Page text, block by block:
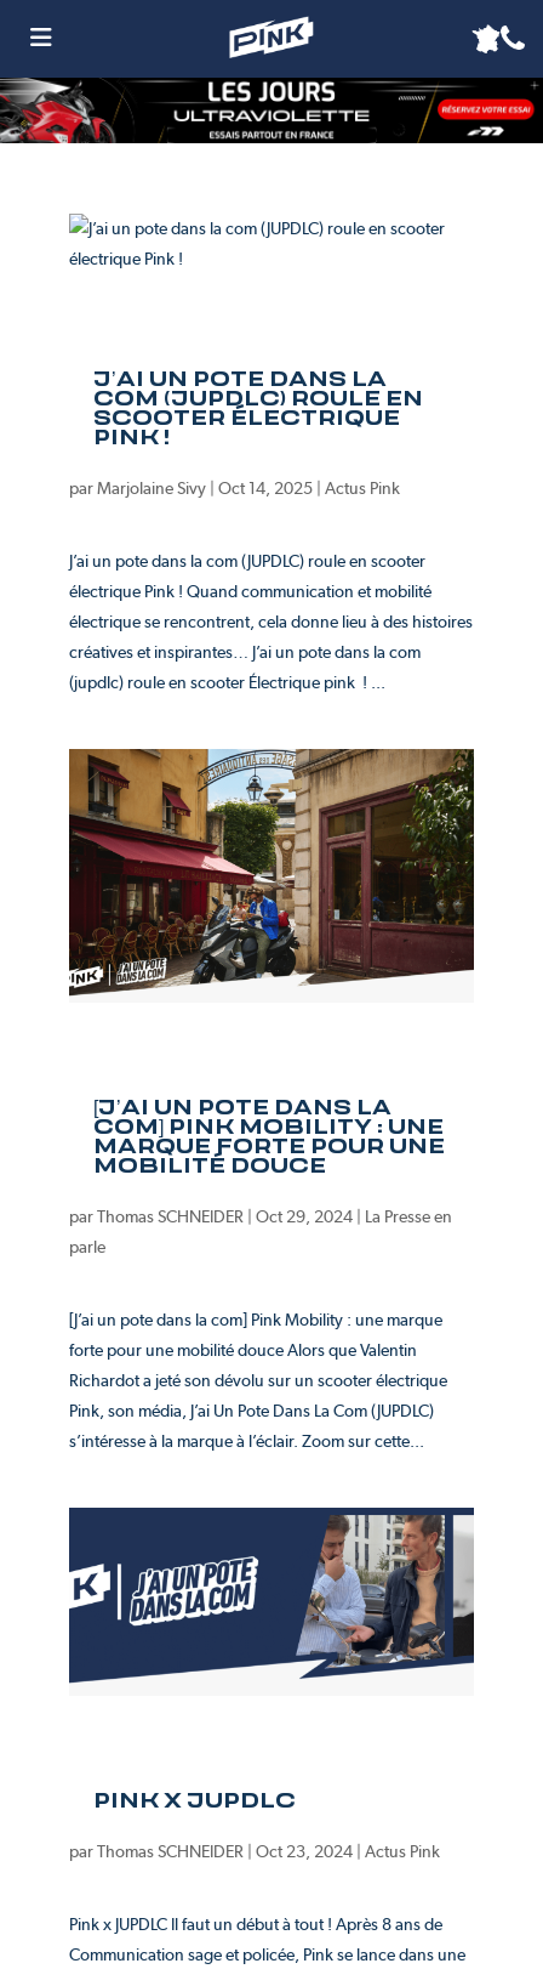
J’AI UN POTE DANS LA
COM (JUPDLC) ROULE EN
SCOOTER ÉLECTRIQUE
PINK !
parMarjolaine Sivy| Oct 14, 2025| Actus Pink
J’ai un pote dans la com (JUPDLC) roule en scooter
électrique Pink ! Quand communication et mobilité
électrique se rencontrent, cela donne lieu à des histoires
créatives et inspirantes… J’ai un pote dans la com
(jupdlc) roule en scooter Électrique pink ! ...
[J’AI UN POTE DANS LA
COM] PINK MOBILITY : UNE
MARQUE FORTE POUR UNE
MOBILITÉ DOUCE
parThomas SCHNEIDER Oct 29, 2024| La Presse en
parle
[J’ai un pote dans la com] Pink Mobility : une marque
forte pour une mobilité douce Alors que Valentin
Richardot a jeté son dévolu sur un scooter électrique
Pink, son média, J’ai Un Pote Dans La Com (JUPDLC)
s’intéresse à la marque à l’éclair. Zoom sur cette...
PINK X JUPDLC
parThomas SCHNEIDER Oct 23, 2024| Actus Pink
Pink x JUPDLC Il faut un début à tout ! Après 8 ans de
Communication sage et policée, Pink se lance dans une